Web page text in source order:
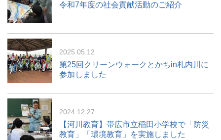
令和7年度の社会貢献活動のご紹介
2025.05.12
第25回クリーンウォークとかちin札内川に
参加しました
2024.12.27
【河川教育】帯広市立稲田小学校で「防災
教育」「環境教育」を実施しました